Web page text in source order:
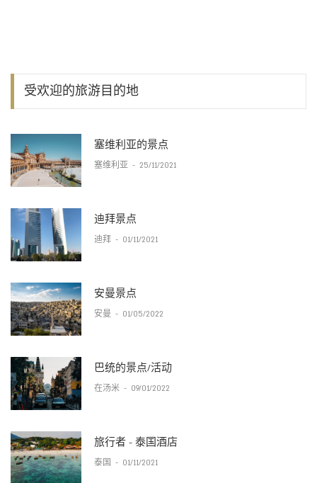
受欢迎的旅游目的地
塞维利亚的景点
塞维利亚 - 25/11/2021
迪拜景点
迪拜 - 01/11/2021
安曼景点
安曼 - 01/05/2022
巴统的景点/活动
在汤米 - 09/01/2022
旅行者 - 泰国酒店
泰国 - 01/11/2021